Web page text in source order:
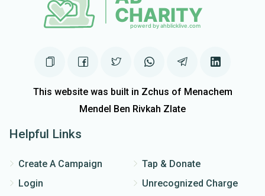
This website was built in Zchus of Menachem
Mendel Ben Rivkah Zlate
Helpful Links
Create A Campaign
Login
Tap & Donate
Unrecognized Charge